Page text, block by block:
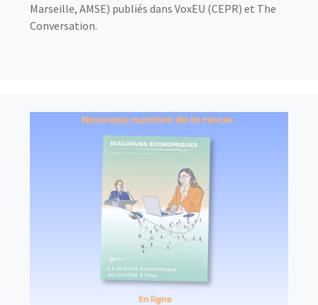
Marseille, AMSE) publiés dans VoxEU (CEPR) et The
Conversation.